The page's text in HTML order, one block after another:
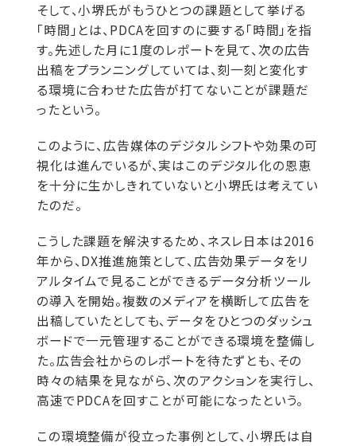
そして、小堺氏がもうひとつの課題として挙げる
「時間」とは、PDCAを回すのに要する「時間」を指
す。先述した月に1度のレポートを見て、次の広告
出稿をプランニングしていては、刻一刻と変化す
る環境に合わせた広告が打てないことが課題だ
ったという。
このように、広告媒体のデジタルシフトや効果の可
視化は進んでいるが、実はこのデジタル化の恩恵
を十分に生かしきれていないと小堺氏は考えてい
たのだ。
こうした課題を解決するため、ネスレ日本は2016
年から、DX推進施策として、広告効果データをリ
アルタイムで見ることができるデータ分析ツール
の導入を開始。複数のメディアを横断して広告を
出稿していたとしても、データをひとつのダッシュ
ボードで一元管理することができる環境を整備し
た。広告会社からのレポートを待たずとも、その
時々の結果を見ながら、次のアクションを実行し、
高速でPDCAを回すことが可能になったという。
この環境整備が役立った事例として、小堺氏は自